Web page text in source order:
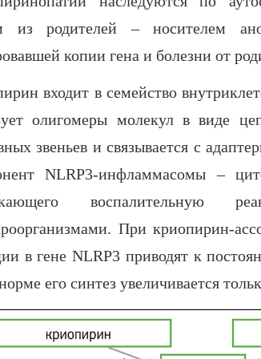
из родителей – носителем
копии гена и болезни от
входит в семейство
олигомеры молекул в виде
звеньев и связывается с
NLRP3-инфламмасомы –
воспалительную
При криопирин-
в гене NLRP3 приводят к
его синтез увеличивается